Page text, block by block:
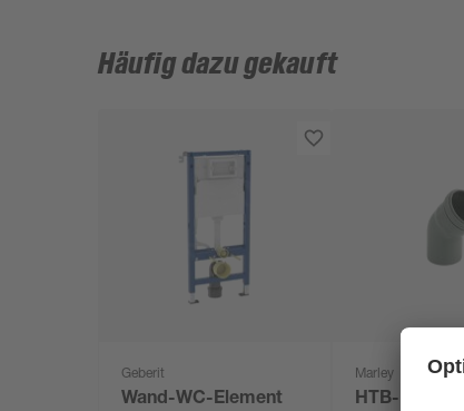
Häufig dazu gekauft
Geberit
Wand-WC-Element
Marley
HTB-Bogen